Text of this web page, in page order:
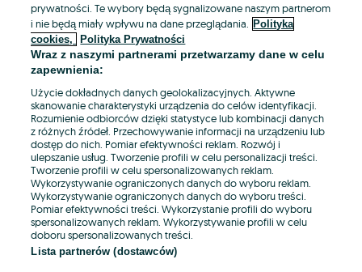
Kontynuuj przez konto Google
LUB
E-mail
Hasło
prywatności. Te wybory będą sygnalizowane naszym partnerom
i nie będą miały wpływu na dane przeglądania.
Polityka
cookies,
Polityka Prywatności
Wraz z naszymi partnerami przetwarzamy dane w celu
zapewnienia:
Użycie dokładnych danych geolokalizacyjnych. Aktywne
skanowanie charakterystyki urządzenia do celów identyfikacji.
Rozumienie odbiorców dzięki statystyce lub kombinacji danych
z różnych źródeł. Przechowywanie informacji na urządzeniu lub
dostęp do nich. Pomiar efektywności reklam. Rozwój i
ulepszanie usług. Tworzenie profili w celu personalizacji treści.
Tworzenie profili w celu spersonalizowanych reklam.
Wykorzystywanie ograniczonych danych do wyboru reklam.
Wykorzystywanie ograniczonych danych do wyboru treści.
Pomiar efektywności treści. Wykorzystanie profili do wyboru
spersonalizowanych reklam. Wykorzystywanie profili w celu
doboru spersonalizowanych treści.
Lista partnerów (dostawców)